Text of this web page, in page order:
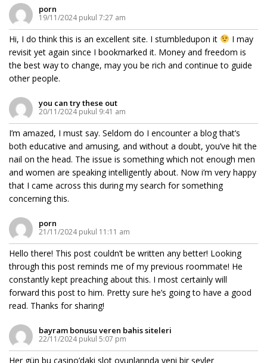
porn
19/11/2024 pukul 7:27 am
Hi, I do think this is an excellent site. I stumbledupon it
I may
revisit yet again since I bookmarked it. Money and freedom is
the best way to change, may you be rich and continue to guide
other people.
you can try these out
20/11/2024 pukul 9:41 am
I’m amazed, I must say. Seldom do I encounter a blog that’s
both educative and amusing, and without a doubt, you’ve hit the
nail on the head. The issue is something which not enough men
and women are speaking intelligently about. Now i’m very happy
that I came across this during my search for something
concerning this.
porn
21/11/2024 pukul 11:11 am
Hello there! This post couldn’t be written any better! Looking
through this post reminds me of my previous roommate! He
constantly kept preaching about this. I most certainly will
forward this post to him. Pretty sure he’s going to have a good
read. Thanks for sharing!
bayram bonusu veren bahis siteleri
22/11/2024 pukul 5:07 pm
Her gün bu casino’daki slot oyunlarında yeni bir şeyler